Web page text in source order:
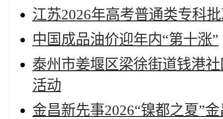
江苏2026年高考普通类专科
中国成品油价迎年内“第十涨”
泰州市姜堰区梁徐街道钱港
活动
金昌新先事2026“镍都之夏”